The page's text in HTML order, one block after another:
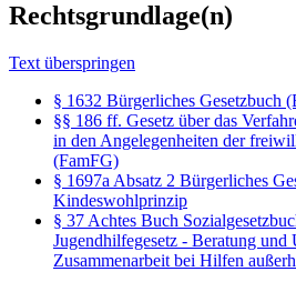
Rechtsgrundlage(n)
Text überspringen
§ 1632 Bürgerliches Gesetzbuch
§§ 186 ff. Gesetz über das
in den Angelegenheiten der
(FamFG)
§ 1697a Absatz 2 Bürgerliches
Kindeswohlprinzip
§ 37 Achtes Buch
Jugendhilfegesetz - Beratung und
Zusammenarbeit bei Hilfen